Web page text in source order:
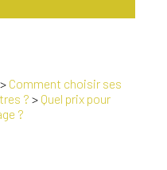
> Comment choisir ses
? > Quel prix pour
?